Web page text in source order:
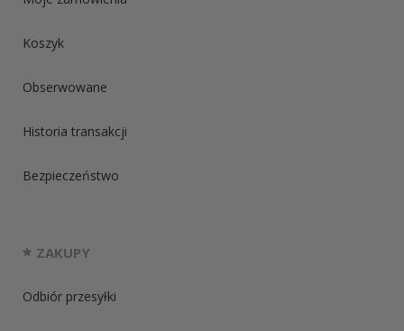
Koszyk
Obserwowane
Historia transakcji
Bezpieczeństwo
ZAKUPY
Odbiór przesyłki